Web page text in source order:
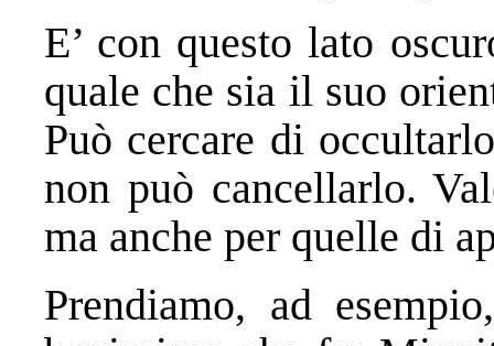
E’ con questo lato
quale che sia il suo
Può cercare di
non può cancellarlo.
ma anche per quelle di
Prendiamo, ad